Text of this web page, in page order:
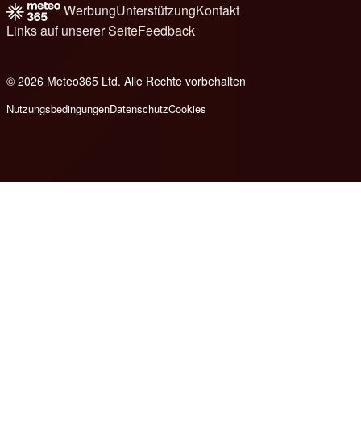
WerbungUnterstützungKontakt
Links auf unserer SeiteFeedback
© 2026 Meteo365 Ltd. Alle Rechte vorbehalten
NutzungsbedingungenDatenschutzCookies